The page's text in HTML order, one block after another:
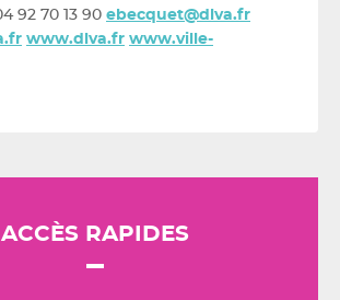
92 70 13 90 ebecquet@dlva.fr
www.dlva.fr www.ville-
ACCÈS RAPIDES